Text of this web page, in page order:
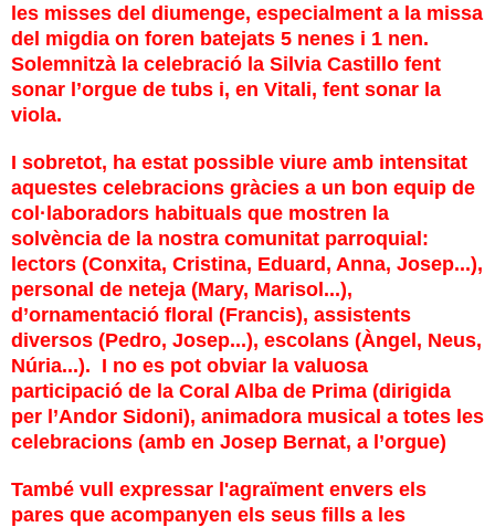
les misses del diumenge, especialment a la missa
del migdia on foren batejats 5 nenes i 1 nen.
Solemnitzà la celebració la Silvia Castillo fent
sonar l’orgue de tubs i, en Vitali, fent sonar la
viola.
I sobretot, ha estat possible viure amb intensitat
aquestes celebracions gràcies a un bon equip de
col·laboradors habituals que mostren la
solvència de la nostra comunitat parroquial:
lectors (Conxita, Cristina, Eduard, Anna, Josep...),
personal de neteja (Mary, Marisol...),
d’ornamentació floral (Francis), assistents
diversos (Pedro, Josep...), escolans (Àngel, Neus,
Núria...). I no es pot obviar la valuosa
participació de la Coral Alba de Prima (dirigida
per l’Andor Sidoni), animadora musical a totes les
celebracions (amb en Josep Bernat, a l’orgue)
També vull expressar l'agraïment envers els
pares que acompanyen els seus fills a les